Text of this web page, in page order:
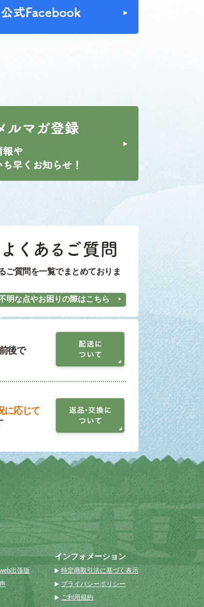
ご質問を一覧でまとめておりま
明な点やお困りの際はこちら
後で
に応じて
出張版
インフォメーション
特定商取引法に基づく表示
プライバシーポリシー
ご利用規約